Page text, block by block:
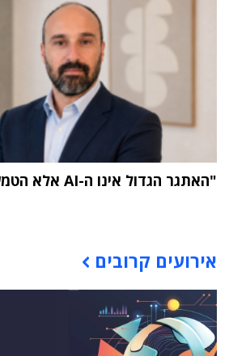
"האתגר הגדול אינו ה-AI אלא הטמעתה בארגון"
אירועים קרובים